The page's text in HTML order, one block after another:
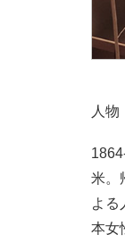
人物
米。
よる
本女